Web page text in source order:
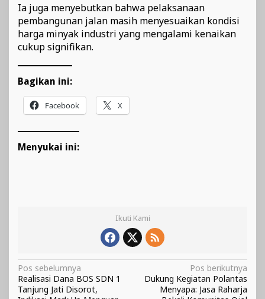
Ia juga menyebutkan bahwa pelaksanaan
pembangunan jalan masih menyesuaikan kondisi
harga minyak industri yang mengalami kenaikan
cukup signifikan.
Bagikan ini:
Facebook X
Menyukai ini:
Ikuti Kami
Navigasi
pos
Pos sebelumnya
Realisasi Dana BOS SDN 1
Tanjung Jati Disorot,
Pos berikutnya
Dukung Kegiatan Polantas
Menyapa: Jasa Raharja